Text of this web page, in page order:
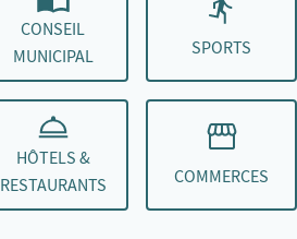
CONSEIL
MUNICIPAL
SPORTS
HÔTELS &
RESTAURANTS
COMMERCES